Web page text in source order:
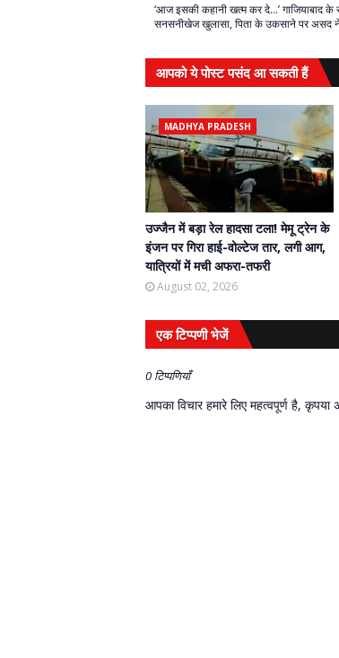
‘आज इसकी कहानी खत्म कर दे…’ गाजियाबाद के
सनसनीखेज खुलासा, पिता के उकसाने पर असद ने
आपको ये पोस्ट पसंद आ सकती हैं
MADHYA PRADESH
उज्जैन में बड़ा रेल हादसा टला! मेमू ट्रेन के
इंजन पर गिरा हाई-वोल्टेज तार, लगी आग,
यात्रियों में मची अफरा-तफरी
August 02, 2026
एक टिप्पणी भेजें
0 टिप्पणियाँ
आपका विचार हमारे लिए महत्वपूर्ण है, कृपया